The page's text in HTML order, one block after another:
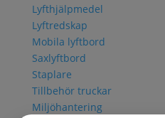
Lyfthjälpmedel
Lyftredskap
Mobila lyftbord
Saxlyftbord
Staplare
Tillbehör truckar
Miljöhantering